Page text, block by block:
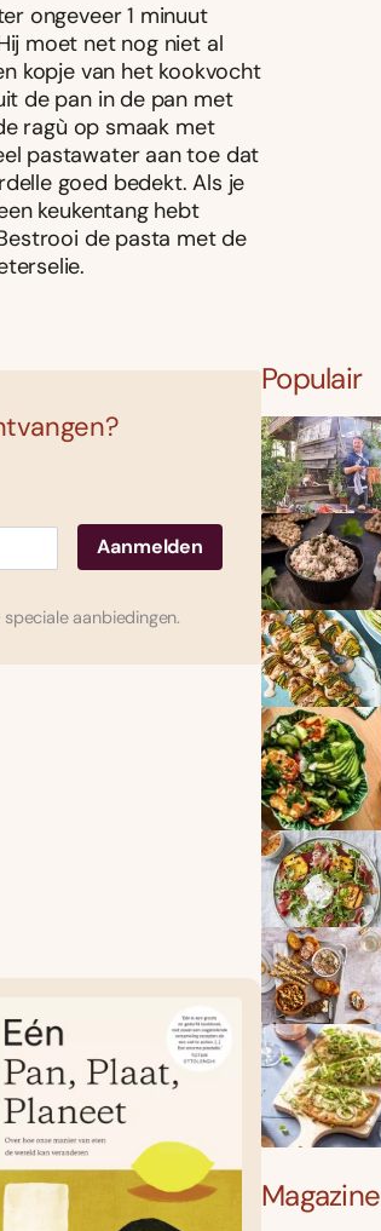
ongeveer 1 minuut
moet net nog niet al
kopje van het kookvocht
de pan in de pan met
ragù op smaak met
pastawater aan toe dat
goed bedekt. Als je
keukentang hebt
de pasta met de
aanbiedingen.
Populair
Magazine